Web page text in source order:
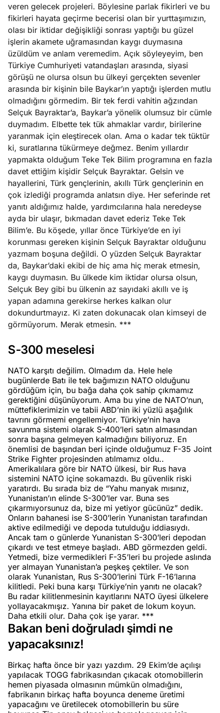
veren gelecek projeleri. Böylesine parlak fikirleri ve bu
fikirleri hayata geçirme becerisi olan bir yurttaşımızın,
olası bir iktidar değişikliği sonrası yaptığı bu güzel
işlerin akamete uğramasından kaygı duymasına
üzüldüm ve anlam veremedim. Açık söyleyeyim, ben
Türkiye Cumhuriyeti vatandaşları arasında, siyasi
görüşü ne olursa olsun bu ülkeyi gerçekten sevenler
arasında bir kişinin bile Baykar’ın yaptığı işlerden mutlu
olmadığını görmedim. Bir tek ferdi vahitin ağzından
Selçuk Bayraktar’a, Baykar’a yönelik olumsuz bir cümle
duymadım. Elbette tek tük ahmaklar vardır, birilerine
yaranmak için eleştirecek olan. Ama o kadar tek tüktür
ki, suratlarına tükürmeye değmez. Benim yıllardır
yapmakta olduğum Teke Tek Bilim programına en fazla
davet ettiğim kişidir Selçuk Bayraktar. Gelsin ve
hayallerini, Türk gençlerinin, akıllı Türk gençlerinin en
çok izlediği programda anlatsın diye. Her seferinde ret
yanıtı aldığımız halde, yardımcılarına hala neredeyse
ayda bir ulaşır, bıkmadan davet ederiz Teke Tek
Bilim’e. Bu köşede, yıllar önce Türkiye’de en iyi
korunması gereken kişinin Selçuk Bayraktar olduğunu
yazmam boşuna değildi. O yüzden Selçuk Bayraktar
da, Baykar’daki ekibi de hiç ama hiç merak etmesin,
kaygı duymasın. Bu ülkede kim iktidar olursa olsun,
Selçuk Bey gibi bu ülkenin az sayıdaki akıllı ve iş
yapan adamına gerekirse herkes kalkan olur
dokundurtmayız. Ki zaten dokunacak olan kimseyi de
görmüyorum. Merak etmesin. ***
S-300 meselesi
NATO karşıtı değilim. Olmadım da. Hele hele
bugünlerde Batı ile tek bağımızın NATO olduğunu
gördüğüm için, bu bağa daha çok sahip çıkmamız
gerektiğini düşünüyorum. Ama bu yine de NATO’nun,
müttefiklerimizin ve tabii ABD’nin iki yüzlü aşağılık
tavrını görmemi engellemiyor. Türkiye’nin hava
savunma sistemi olarak S-400’leri satın almasından
sonra başına gelmeyen kalmadığını biliyoruz. En
önemlisi de başından beri içinde olduğumuz F-35 Joint
Strike Fighter projesinden atılmamız oldu..
Amerikalılara göre bir NATO ülkesi, bir Rus hava
sistemini NATO içine sokamazdı. Bu güvenlik riski
yaratırdı. Bu sırada biz de “Yahu manyak mısınız,
Yunanistan’ın elinde S-300’ler var. Buna ses
çıkarmıyorsunuz da, bize mi yetiyor gücünüz” dedik.
Onların bahanesi ise S-300’lerin Yunanistan tarafından
aktive edilmediği ve depoda tutulduğu iddiasıydı.
Ancak tam o günlerde Yunanistan S-300’leri depodan
çıkardı ve test etmeye başladı. ABD görmezden geldi.
Yetmedi, bize vermedikleri F-35’leri bu projede aslında
yer almayan Yunanistan’a peşkeş çektiler. Ve son
olarak Yunanistan, Rus S-300’lerini Türk F-16’larına
kilitledi. Peki buna karşı Türkiye’nin yanıtı ne olacak?
Bu radar kilitlenmesinin kayıtlarını NATO üyesi ülkelere
yollayacakmışız. Yanına bir paket de lokum koyun.
Daha etkili olur. Daha çok işe yarar. ***
Bakan beni doğruladı şimdi ne
yapacaksınız!
Birkaç hafta önce bir yazı yazdım. 29 Ekim’de açılışı
yapılacak TOGG fabrikasından çıkacak otomobillerin
hemen piyasada olmasının mümkün olmadığını,
fabrikanın birkaç hafta boyunca deneme üretimi
yapacağını ve üretilecek otomobillerin bu süre